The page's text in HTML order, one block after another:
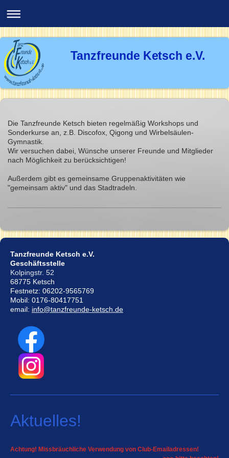
Tanzfreunde Ketsch e.V.
Die Tanzfreunde Ketsch bieten regelmäßig Workshops und
Sonderkurse an, z.B. Discofox, Qigong und Wirbelsäulen-
Gymnastik.
Wir versuchen dabei, Wünsche unserer Freunde und Mitglieder
nach Möglichkeit zu berücksichtigen!
Außerdem gibt es gemeinsame Gruppenaktivitäten wie
"gemeinsam aktiv" und das Stadtradeln.
Tanzfreunde Ketsch e.V.
Geschäftsstelle
Kolpingstr. 52
68775 Ketsch
Festnetz: 06202-9565769
Mobil: 0176-80417751
email: info@tanzfreunde-ketsch.de
Aktuelles!
Achtung! Missbräuchliche Verwendung von Club-Emailadressen!